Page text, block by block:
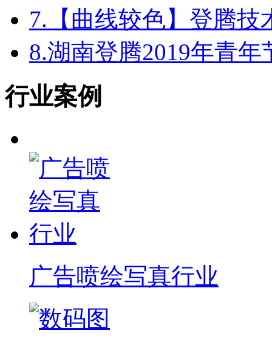
7. 【曲线较色】登腾
8.湖南登腾2019年青
行业案例
广告喷绘写真行业